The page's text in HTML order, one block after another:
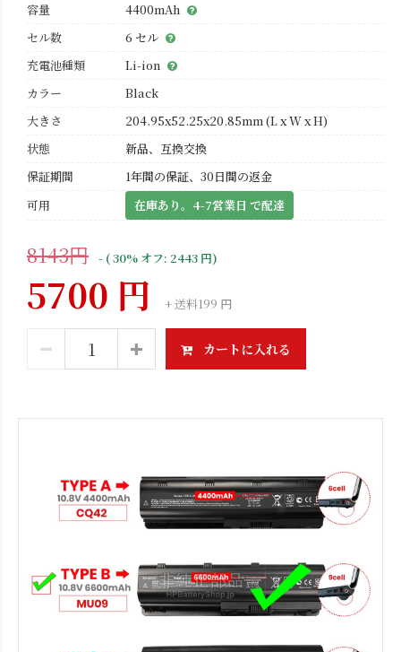
容量
4400mAh
セル数
6 セル
充電池種類
Li-ion
カラー
Black
大きさ
204.95x52.25x20.85mm (L x W x H)
状態
新品、互換交換
保証期間
1年間の保証、30日間の返金
可用
在庫あり。4-7営業日 で配達
8143円 - ( 30% オフ: 2443 円)
5700 円 + 送料199 円
カートに入れる